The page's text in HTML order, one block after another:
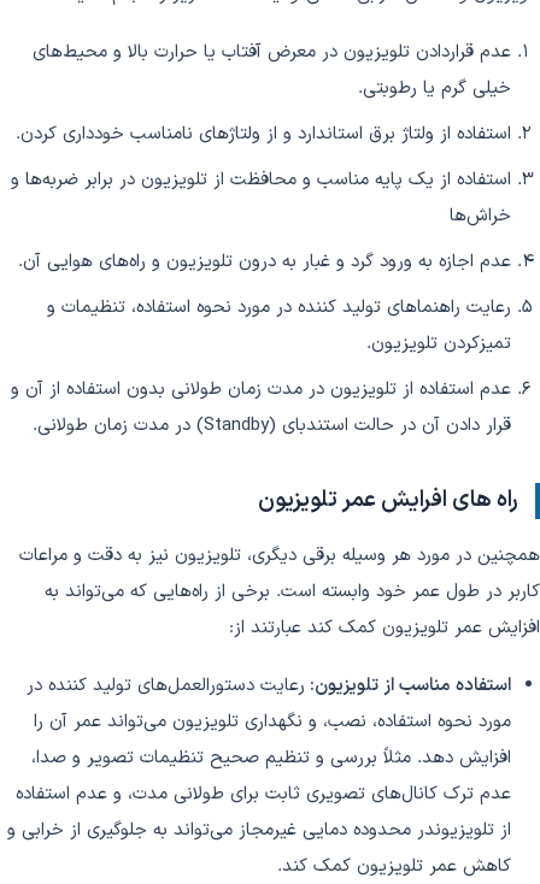
عدم قراردادن تلویزیون در معرض آفتاب یا حرارت بالا و محیط‌های
خیلی گرم یا رطوبتی.
استفاده از ولتاژ برق استاندارد و از ولتاژهای نامناسب خودداری کردن.
استفاده از یک پایه مناسب و محافظت از تلویزیون در برابر ضربه‌ها و
خراش‌ها
عدم اجازه به ورود گرد و غبار به درون تلویزیون و راه‌های هوایی آن.
رعایت راهنماهای تولید کننده در مورد نحوه استفاده، تنظیمات و
تمیزکردن تلویزیون.
عدم استفاده از تلویزیون در مدت زمان طولانی بدون استفاده از آن و
قرار دادن آن در حالت استندبای (Standby) در مدت زمان طولانی.
راه های افرایش عمر تلویزیون
همچنین در مورد هر وسیله برقی دیگری، تلویزیون نیز به دقت و مراعات
کاربر در طول عمر خود وابسته است. برخی از راه‌هایی که می‌تواند به
افزایش عمر تلویزیون کمک کند عبارتند از:
استفاده مناسب از تلویزیون: رعایت دستورالعمل‌های تولید کننده در
مورد نحوه استفاده، نصب، و نگهداری تلویزیون می‌تواند عمر آن را
افزایش دهد. مثلاً بررسی و تنظیم صحیح تنظیمات تصویر و صدا،
عدم ترک کانال‌های تصویری ثابت برای طولانی مدت، و عدم استفاده
از تلویزیوندر محدوده دمایی غیرمجاز می‌تواند به جلوگیری از خرابی و
کاهش عمر تلویزیون کمک کند.